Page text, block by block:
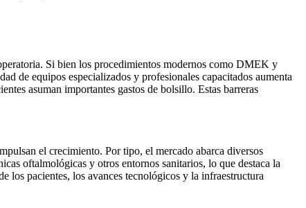
Si bien los procedimientos modernos como DMEK y
de equipos especializados y profesionales capacitados aumenta
asuman importantes gastos de bolsillo. Estas barreras
el crecimiento. Por tipo, el mercado abarca diversos
oftalmológicas y otros entornos sanitarios, lo que destaca la
los pacientes, los avances tecnológicos y la infraestructura